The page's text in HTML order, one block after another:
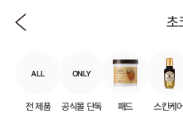
초
ALL
전 제품
ONLY
공식몰 단독 패드 스킨케어